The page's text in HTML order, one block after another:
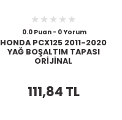
0.0 Puan - 0 Yorum
HONDA PCX125 2011-2020
YAĞ BOŞALTIM TAPASI
ORİJİNAL
111,84 TL